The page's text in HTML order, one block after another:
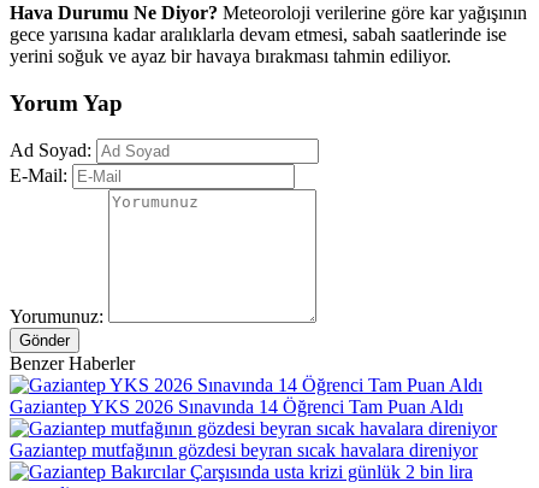
Hava Durumu Ne Diyor? Meteoroloji verilerine göre kar yağışının
gece yarısına kadar aralıklarla devam etmesi, sabah saatlerinde ise
yerini soğuk ve ayaz bir havaya bırakması tahmin ediliyor.
Yorum Yap
Ad Soyad:
E-Mail:
Yorumunuz:
Gönder
Benzer Haberler
Gaziantep YKS 2026 Sınavında 14 Öğrenci Tam Puan Aldı
Gaziantep mutfağının gözdesi beyran sıcak havalara direniyor